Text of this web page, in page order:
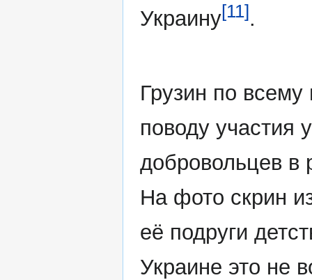
Украину[11].
Грузин по
поводу участия
добровольцев в
На фото скрин
её подруги
Украине это не